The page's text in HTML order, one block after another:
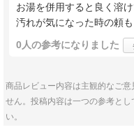
お湯を併用すると良く溶
汚れが気になった時の頼も
0人の参考になりました
商品レビュー内容は主観的なご
せん。投稿内容は一つの参考と
い。